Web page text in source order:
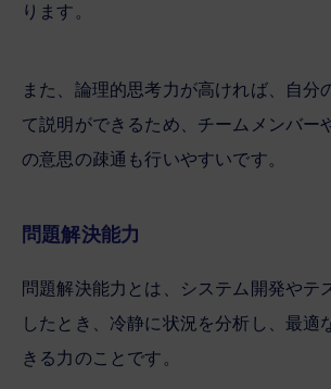
ります。
また、論理的思考力が高ければ、自分
て説明ができるため、チームメンバー
の意思の疎通も行いやすいです。
問題解決能力
問題解決能力とは、システム開発やテ
したとき、冷静に状況を分析し、最適
きる力のことです。